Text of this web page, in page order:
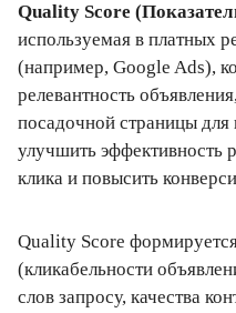
Quality Score
используемая в платных
(например, Google Ads),
релевантность
посадочной страницы
улучшить эффективность
клика и повысить
Quality Score
(кликабельности
слов запросу, качества